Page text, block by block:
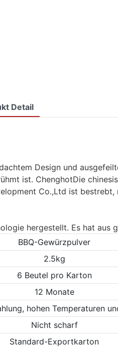
Detail
Design und
ist. ChenghotDie
Co.,Ltd ist
hergestellt. Es hat aus
BBQ-Gewürzpulver
2.5kg
6 Beutel pro Karton
12 Monate
hohen Temperaturen
Nicht scharf
Standard-Exportkarton